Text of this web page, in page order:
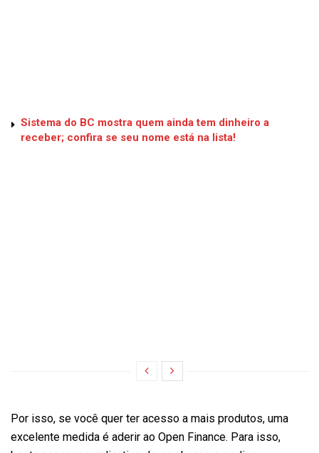
Sistema do BC mostra quem ainda tem dinheiro a
receber; confira se seu nome está na lista!
Por isso, se você quer ter acesso a mais produtos, uma
excelente medida é aderir ao Open Finance. Para isso,